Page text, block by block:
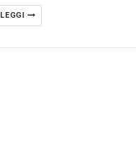
LEGGI